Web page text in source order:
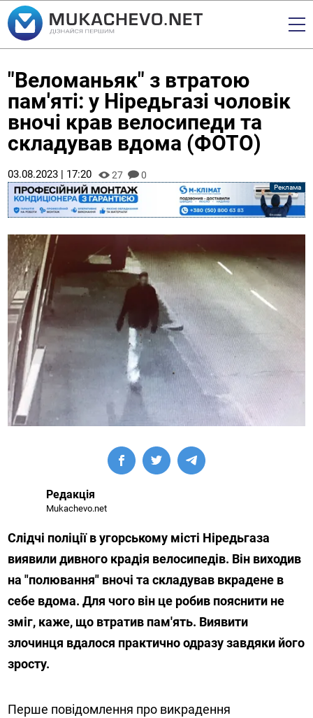
"Веломаньяк" з втратою
пам'яті: у Ніредьгазі чоловік
вночі крав велосипеди та
складував вдома (ФОТО)
03.08.2023 | 17:20 27 0
Редакція
Mukachevo.net
Слідчі поліції в угорському місті Ніредьгаза
виявили дивного крадія велосипедів. Він виходив
на "полювання" вночі та складував вкрадене в
себе вдома. Для чого він це робив пояснити не
зміг, каже, що втратив пам'ять. Виявити
злочинця вдалося практично одразу завдяки його
зросту.
Перше повідомлення про викрадення